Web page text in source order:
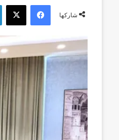
إلكترونيا
شاركها
فيسبوك‫X